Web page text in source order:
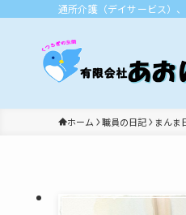
通所介護（デイサービス）
ホーム 職員の日記 まんま